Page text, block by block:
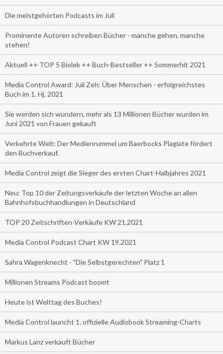
Die meistgehörten Podcasts im Juli
Prominente Autoren schreiben Bücher - manche gehen, manche
stehen!
Aktuell ++ TOP 5 Biolek ++ Buch-Bestseller ++ Sommerhit 2021
Media Control Award: Juli Zeh: Über Menschen - erfolgreichstes
Buch im 1. Hj. 2021
Sie werden sich wundern, mehr als 13 Millionen Bücher wurden im
Juni 2021 von Frauen gekauft
Verkehrte Welt: Der Medienrummel um Baerbocks Plagiate fördert
den Buchverkauf.
Media Control zeigt die Sieger des ersten Chart-Halbjahres 2021
Neu: Top 10 der Zeitungsverkäufe der letzten Woche an allen
Bahnhofsbuchhandlungen in Deutschland
TOP 20 Zeitschriften-Verkäufe KW 21.2021
Media Control Podcast Chart KW 19.2021
Sahra Wagenknecht - "Die Selbstgerechten" Platz 1
Millionen Streams Podcast boomt
Heute ist Welttag des Buches!
Media Control launcht 1. offizielle Audiobook Streaming-Charts
Markus Lanz verkauft Bücher